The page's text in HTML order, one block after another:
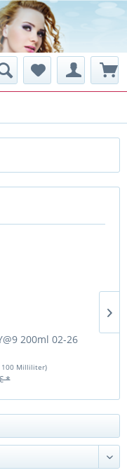
200ml 02-26
100 Milliliter)
*